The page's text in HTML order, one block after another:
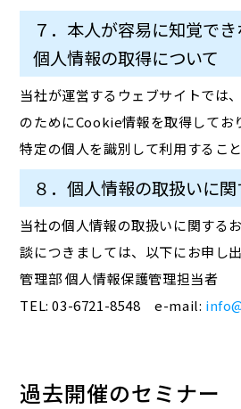
７．本人が容易に知覚で
個人情報の取得について
当社が運営するウェブサイトでは
のためにCookie情報を取得してお
特定の個人を識別して利用するこ
８．個人情報の取扱いに
当社の個人情報の取扱いに関する
談につきましては、以下にお申し出
管理部 個人情報保護管理担当者
TEL: 03-6721-8548 e-mail:
過去開催のセミナー